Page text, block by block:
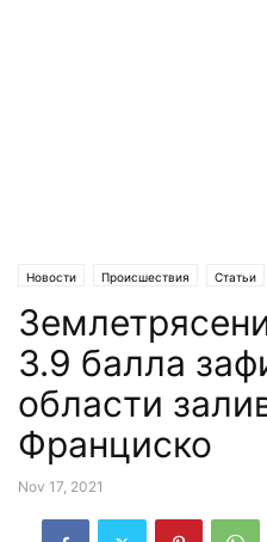
Новости Происшествия Статьи
3.9 балла
области
Франциско
Nov 17, 2021